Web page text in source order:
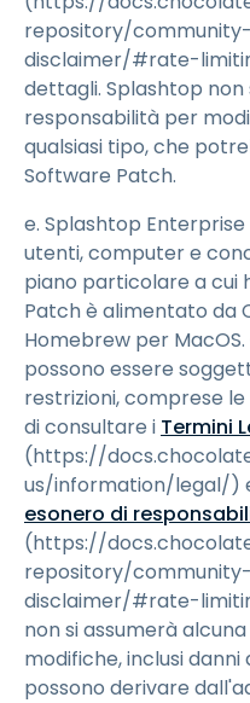
repository/
disclaimer/#rate-
dettagli. Splashtop non
responsabilità per
qualsiasi tipo, che
Software Patch.
e. Splashtop
utenti, computer e
piano particolare a cui
Patch è alimentato da
Homebrew per
possono essere
restrizioni, comprese
di consultare i Termini
(https://
us/information/legal/)
esonero di
(https://
repository/
disclaimer/#rate-
non si assumerà
modifiche, inclusi danni
possono derivare